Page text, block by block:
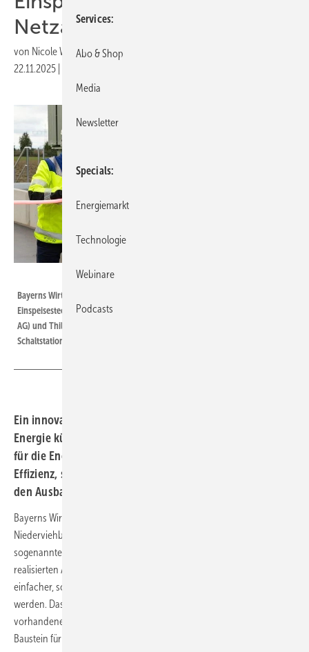
Netzausbau
von Nicole Weinhold
22.11.2025
Bayerns Wirtschaftsminister Hubert Aiwanger (Mitte) nahm die neue
Einspeisesteckdose mit Egon Westphal (Vorstandsvorsitzender Bayernwerk
AG) und Thilo Hoffmann (Leiter Planung/Bau Umspannwerke &
Schaltstationen, Bayernwerk AG) in Niederviehbach in Betrieb.
Ein innovatives Pilotprojekt in Niederviehbach zeigt, wie
Energie künftig schneller ins Netz kommt – und was das
für die Energiewende bedeutet. Das Konzept schafft
Effizienz, spart Kosten und eröffnet neue Chancen für
den Ausbau erneuerbarer Energien.
Bayerns Wirtschafts- und Energieminister Hubert Aiwanger hat in
Niederviehbach den Start für das zweite bayerische Pilotprojekt zur
sogenannten Einspeisesteckdose gegeben. Mit dem vom Bayernwerk
realisierten Ansatz sollen Photovoltaik- und Windkraftanlagen künftig
einfacher, schneller und gebündelt ans Stromnetz angeschlossen
werden. Das Ziel: Den Netzausbau beschleunigen und zugleich die
vorhandenen Kapazitäten besser nutzen – ein entscheidender
Baustein für das Gelingen der Energiewende.
Services
Abo & Shop
Media
Newsletter
Specials
Energiemarkt
Technologie
Webinare
Podcasts